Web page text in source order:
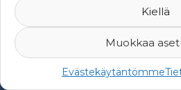
Kiellä
Muokkaa
Evästekäytäntömme
© 2007-2026 Suomen
rekisteriseloste-Web